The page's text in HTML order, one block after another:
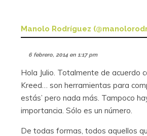
Manolo Rodríguez
6 febrero, 2014 en 1:17 pm
Hola Julio. Totalmente de acuerdo
Kreed… son herramientas para
estás’ pero nada más. Tampoco
importancia. Sólo es un número.
De todas formas, todos aquellos